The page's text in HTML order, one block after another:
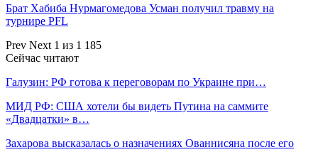
Брат Хабиба Нурмагомедова Усман получил травму на
турнире PFL
Prev Next 1 из 1 185
Сейчас читают
Галузин: РФ готова к переговорам по Украине при…
МИД РФ: США хотели бы видеть Путина на саммите
«Двадцатки» в…
Захарова высказалась о назначениях Ованнисяна после его